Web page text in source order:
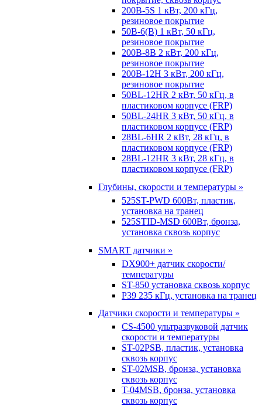
200B-5S 1 кВт, 200 кГц,
резиновое покрытие
50B-6(B) 1 кВт, 50 кГц,
резиновое покрытие
200B-8B 2 кВт, 200 кГц,
резиновое покрытие
200B-12H 3 кВт, 200 кГц,
резиновое покрытие
50BL-12HR 2 кВт, 50 кГц, в
пластиковом корпусе (FRP)
50BL-24HR 3 кВт, 50 кГц, в
пластиковом корпусе (FRP)
28BL-6HR 2 кВт, 28 кГц, в
пластиковом корпусе (FRP)
28BL-12HR 3 кВт, 28 кГц, в
пластиковом корпусе (FRP)
Глубины, скорости и температуры »
525ST-PWD 600Вт, пластик,
установка на транец
525STID-MSD 600Вт, бронза,
установка сквозь корпус
SMART датчики »
DX900+ датчик скорости/
температуры
ST-850 установка сквозь корпус
P39 235 кГц, установка на транец
Датчики скорости и температуры »
CS-4500 ультразвуковой датчик
скорости и температуры
ST-02PSB, пластик, установка
сквозь корпус
ST-02MSB, бронза, установка
сквозь корпус
T-04MSB, бронза, установка
сквозь корпус